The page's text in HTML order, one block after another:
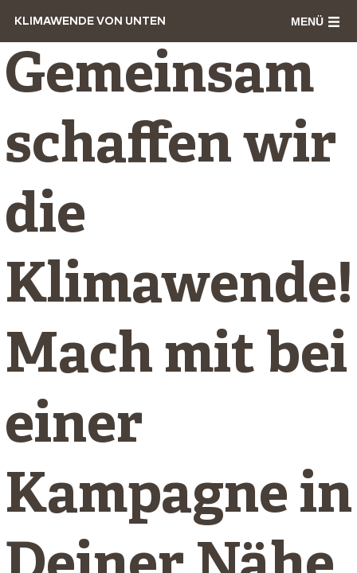
KLIMAWENDE VON UNTEN MENÜ
Gemeinsam
schaffen wir
die
Klimawende!
Mach mit bei
einer
Kampagne in